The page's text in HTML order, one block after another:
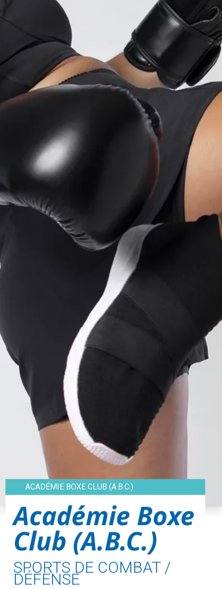
ACADÉMIE BOXE CLUB (A.B.C.)
Académie Boxe
Club (A.B.C.)
SPORTS DE COMBAT /
DÉFENSE